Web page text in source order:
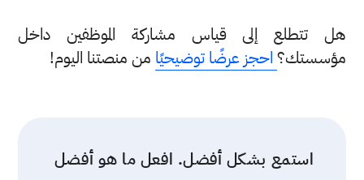
هل تتطلع إلى قياس مشاركة الموظفين داخل
مؤسستك؟ احجز عرضًا توضيحيًا من منصتنا اليوم!
استمع بشكل أفضل. افعل ما هو أفضل